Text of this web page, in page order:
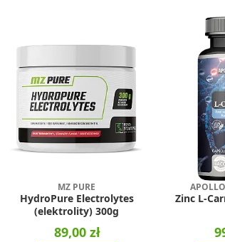
MZ PURE
HydroPure Electrolytes
(elektrolity) 300g
89,00 zł
Zinc L-